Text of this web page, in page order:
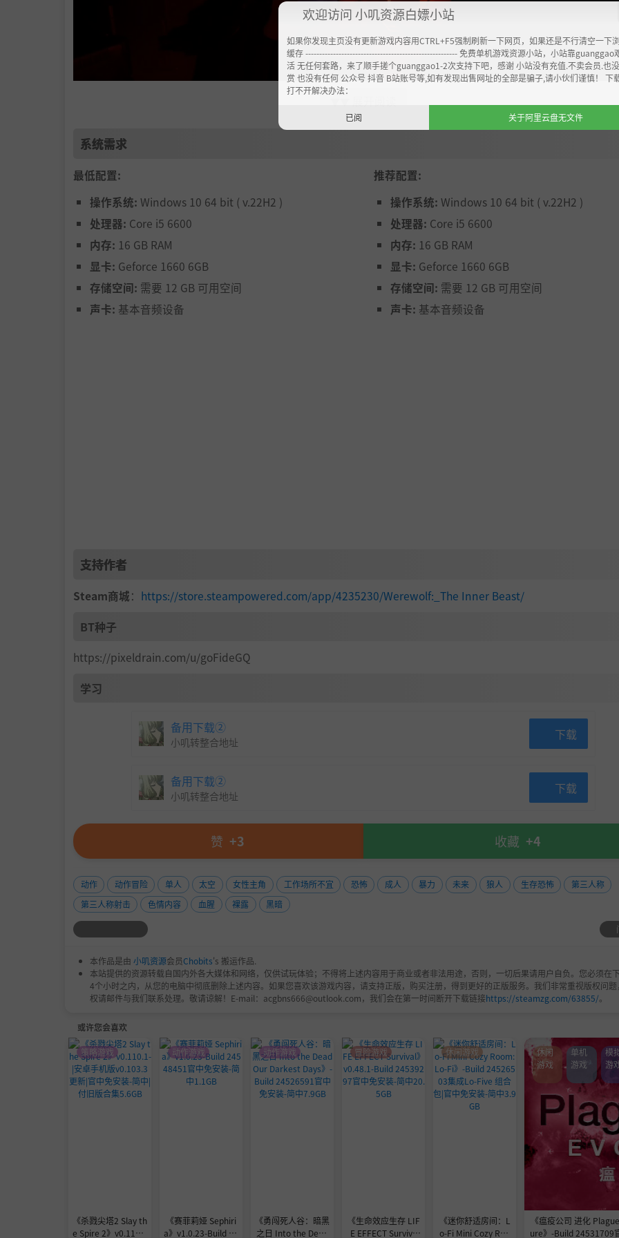
探索车站，完成任务
与环境互动
系统需求
最低配置:
操作系统: Windows 10 64 bit ( v.22H2 )
处理器: Core i5 6600
内存: 16 GB RAM
显卡: Geforce 1660 6GB
存储空间: 需要 12 GB 可用空间
声卡: 基本音频设备
推荐配置:
操作系统: Windows 10 64 bit ( v.22H2 )
处理器: Core i5 6600
内存: 16 GB RAM
显卡: Geforce 1660 6GB
存储空间: 需要 12 GB 可用空间
声卡: 基本音频设备
支持作者
Steam商城： https://store.steampowered.com/app/4235230/Werewolf:_The Inner Beast/
BT种子
https://pixeldrain.com/u/goFideGQ
学习
备用下载②
小叽转整合地址 下载
备用下载②
小叽转整合地址 下载
赞 +3 收藏 +4
动作 动作冒险 单人 太空 女性主角 工作场所不宜 恐怖 成人 暴力 未来 狼人 生存恐怖
第三人称
第三人称射击
色情内容 血腥 裸露 黑暗
本作品是由 小叽资源会员Chobits's 搬运作品.
本站提供的资源转载自国内外各大媒体和网络，仅供试玩体验；不得将上述内容用于商业或者非法用途，否则，一切后果请用户自负。您必须在
4个小时之内，从您的电脑中彻底删除上述内容。如果您喜欢该游戏内容，请支持正版，购买注册，得到更好的正版服务。我们非常重视版权问
权请邮件与我们联系处理。敬请谅解！E-mail：acgbns666@outlook.com，我们会在第一时间断开下载链接https://steamzg.com/63855/。
或许您会喜欢
《杀戮尖塔2 Slay th
e Spire 2》v0.110.1
策略游戏
《赛菲莉娅 Sephiri
a》v1.0.23-Build 24
动作游戏
《勇闯死人谷：暗黑
之日 Into the Dead
动作游戏
《生命效应生存 LIF
E EFFECT Surviva
冒险游戏
《迷你舒适房间：L
o-Fi Mini Cozy Roo
休闲游戏
《瘟疫公司 进化
ure》-Build 24531709
休闲
游戏
单机
游戏
模
游
欢迎访问 小叽资源白嫖小站
如果你发现主页没有更新游戏内容用CTRL+F5强制刷新一下网页，如果还是不行清空一下
缓存 ------------------------------------------------------- 免费单机游戏资源小站，小站靠guanggao
活 无任何套路，来了顺手搓个guanggao1-2次支持下吧，感谢 小站没有充值.不卖会员.也
赏 也没有任何 公众号 抖音 B站账号等,如有发现出售网址的全部是骗子,请小伙们谨慎！ 下
打不开解决办法：
已阅 关于阿里云盘无文件